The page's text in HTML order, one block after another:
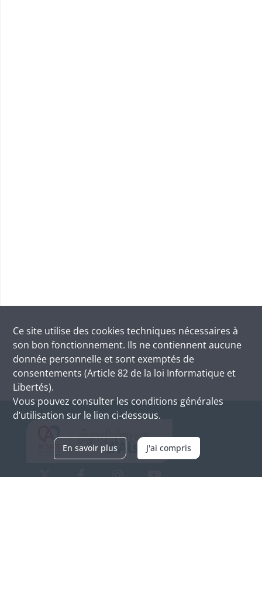
Ce site utilise des cookies techniques nécessaires à
son bon fonctionnement. Ils ne contiennent aucune
donnée personnelle et sont exemptés de
consentements (Article 82 de la loi Informatique et
Libertés).
Vous pouvez consulter les conditions générales
d’utilisation sur le lien ci-dessous.
En savoir plus J'ai compris